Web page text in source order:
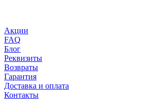
Акции
FAQ
Блог
Реквизиты
Возвраты
Гарантия
Доставка и оплата
Контакты